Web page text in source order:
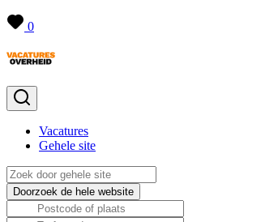
0
Vacatures
Gehele site